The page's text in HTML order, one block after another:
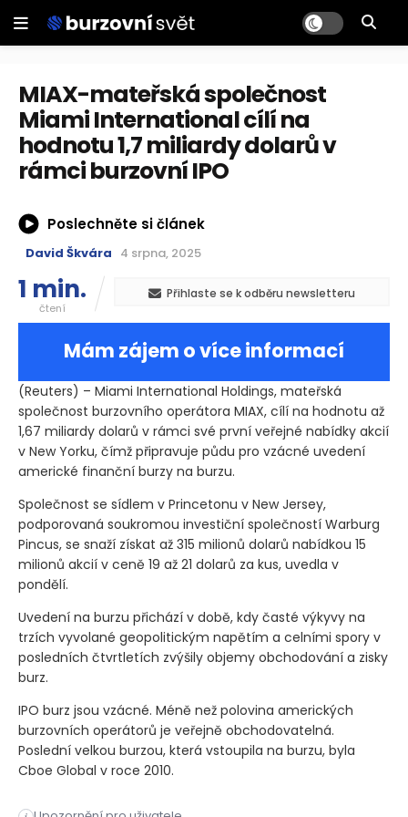
MIAX-mateřská společnost
Miami International cílí na
hodnotu 1,7 miliardy dolarů v
rámci burzovní IPO
Poslechněte si článek
David Škvára 4 srpna, 2025
1 min.
čtení
Přihlaste se k odběru newsletteru
Mám zájem o více informací
(Reuters) – Miami International Holdings, mateřská
společnost burzovního operátora MIAX, cílí na hodnotu až
1,67 miliardy dolarů v rámci své první veřejné nabídky akcií
v New Yorku, čímž připravuje půdu pro vzácné uvedení
americké finanční burzy na burzu.
Společnost se sídlem v Princetonu v New Jersey,
podporovaná soukromou investiční společností Warburg
Pincus, se snaží získat až 315 milionů dolarů nabídkou 15
milionů akcií v ceně 19 až 21 dolarů za kus, uvedla v
pondělí.
Uvedení na burzu přichází v době, kdy časté výkyvy na
trzích vyvolané geopolitickým napětím a celními spory v
posledních čtvrtletích zvýšily objemy obchodování a zisky
burz.
IPO burz jsou vzácné. Méně než polovina amerických
burzovních operátorů je veřejně obchodovatelná.
Poslední velkou burzou, která vstoupila na burzu, byla
Cboe Global v roce 2010.